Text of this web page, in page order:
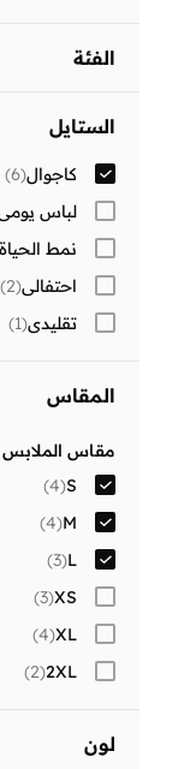
الفئة
نساء
الستايل
كاجوال(
6
)
لباس
نمط الحياة
احتفالي(
2
)
تقليدي(
1
)
المقاس
مقاس الملابس
S
(
4
)
M
(
4
)
L
(
3
)
XS
(
3
)
XL
(
4
)
2XL
(
2
)
لون